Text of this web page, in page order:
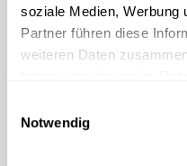
soziale Medien, Werbung
Partner führen diese
weiteren Daten
Notwendig